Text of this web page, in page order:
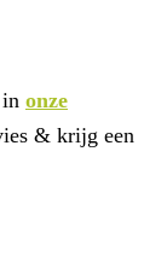
onze
& krijg een